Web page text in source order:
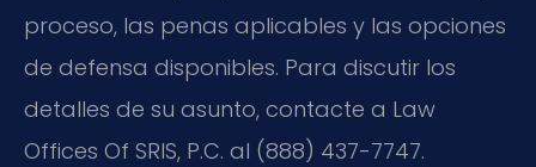
proceso, las penas aplicables y las opciones
de defensa disponibles. Para discutir los
detalles de su asunto, contacte a Law
Offices Of SRIS, P.C. al (888) 437-7747.